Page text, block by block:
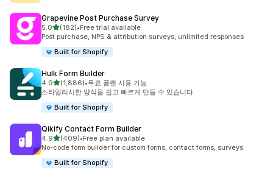
Grapevine Post Purchase Survey
5.0별 5개 중
(182)
총 리뷰 182개
•Free trial available
Post purchase, NPS & attribution surveys, unlimited responses
Built for Shopify
Hulk Form Builder
4.9별 5개 중
(1,886)
총 리뷰 1886개
•무료 플랜 사용 가능
스타일리시한 양식을 쉽고 빠르게 만들 수 있습니다.
Built for Shopify
Qikify Contact Form Builder
4.9별 5개 중
(409)
총 리뷰 409개
•Free plan available
No-code form builder for custom forms, contact forms, surveys
Built for Shopify